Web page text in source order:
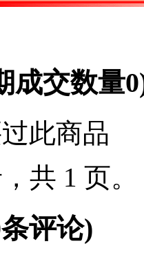
成交数量0
此商品
共 1 页。
条评论)